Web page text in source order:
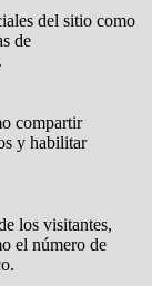
del sitio como
de
compartir
y habilitar
los visitantes,
el número de